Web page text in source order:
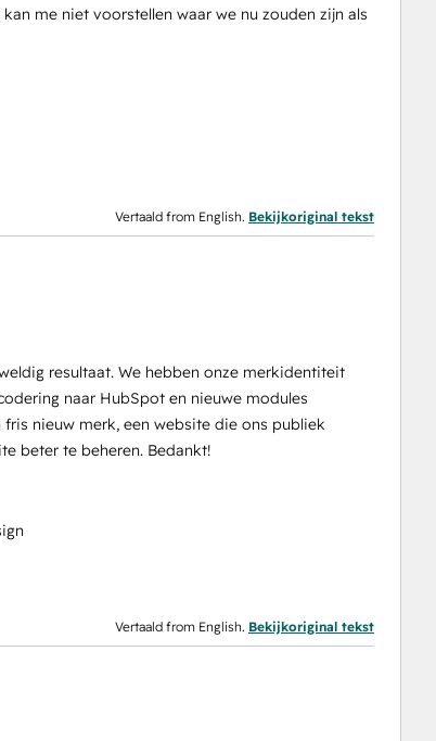
me niet voorstellen waar we nu zouden zijn als
Vertaald from English. Bekijkoriginal tekst
resultaat. We hebben onze merkidentiteit
naar HubSpot en nieuwe modules
nieuw merk, een website die ons publiek
beter te beheren. Bedankt!
Vertaald from English. Bekijkoriginal tekst